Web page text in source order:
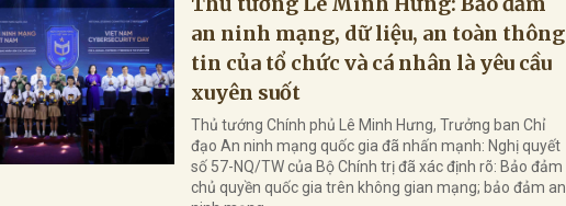
an ninh mạng, dữ liệu, an toàn thông
tin của tổ chức và cá nhân là yêu cầu
xuyên suốt
Thủ tướng Chính phủ Lê Minh Hưng, Trưởng ban Chỉ
đạo An ninh mạng quốc gia đã nhấn mạnh: Nghị quyết
số 57-NQ/TW của Bộ Chính trị đã xác định rõ: Bảo đảm
chủ quyền quốc gia trên không gian mạng; bảo đảm an